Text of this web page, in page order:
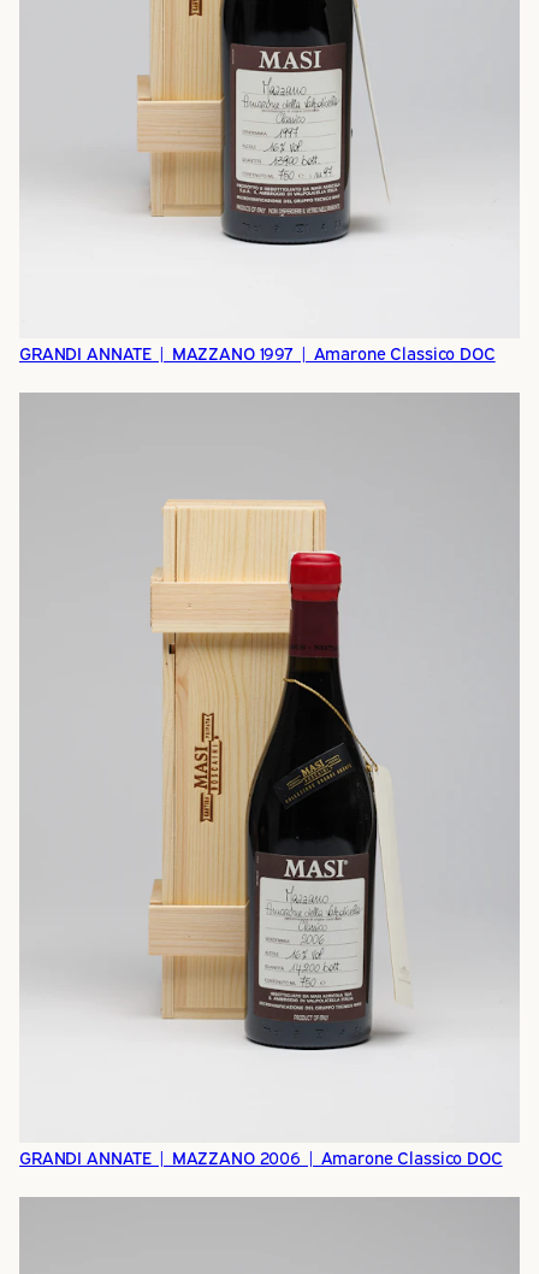
GRANDI ANNATE | MAZZANO 1997 | Amarone Classico DOC
GRANDI ANNATE | MAZZANO 2006 | Amarone Classico DOC